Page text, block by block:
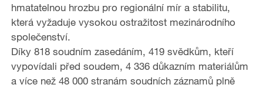
hmatatelnou hrozbu pro regionální mír a stabilitu,
která vyžaduje vysokou ostražitost mezinárodního
společenství.
Díky 818 soudním zasedáním, 419 svědkům, kteří
vypovídali před soudem, 4 336 důkazním materiálům
a více než 48 000 stranám soudních záznamů plně